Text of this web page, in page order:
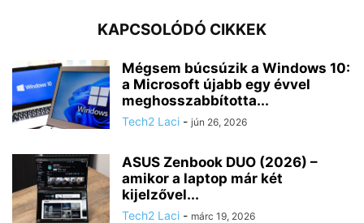
KAPCSOLÓDÓ CIKKEK
Mégsem búcsúzik a Windows 10:
a Microsoft újabb egy évvel
meghosszabbította...
Tech2 Laci - jún 26, 2026
ASUS Zenbook DUO (2026) –
amikor a laptop már két
kijelzővel...
Tech2 Laci - márc 19, 2026